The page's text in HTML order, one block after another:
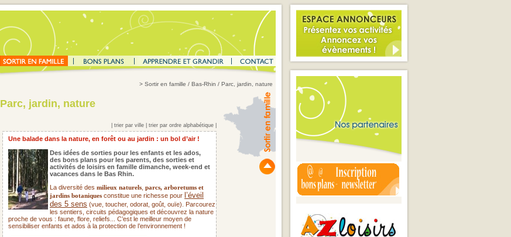
> Sortir en famille / Bas-Rhin / Parc, jardin, nature
Parc, jardin, nature
trier par ville trier par ordre alphabétique
Une balade dans la nature, en forêt ou au jardin : un bol d’air !
Des idées de sorties pour les enfants et les ados,
des bons plans pour les parents, des sorties et
activités de loisirs en famille dimanche, week-end et
vacances dans le Bas Rhin.
La diversité des milieux naturels parcs, arboretums et
jardins botaniques constitue une richesse pour l’éveil
des 5 sens (vue, toucher, odorat, goût, ouïe). Parcourez
les sentiers, circuits pédagogiques et découvrez la nature
proche de vous : faune, flore, reliefs... C’est le meilleur moyen de
sensibiliser enfants et ados à la protection de l’environnement !